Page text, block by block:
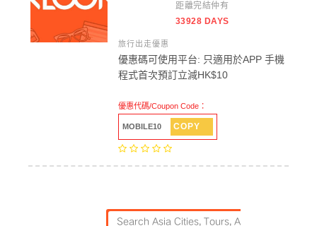
距離完結仲有
33928 DAYS
旅行出走優惠
優惠碼可使用平台: 只適用於APP 手機
程式首次預訂立減HK$10
優惠代碼/Coupon Code：
MOBILE10 COPY